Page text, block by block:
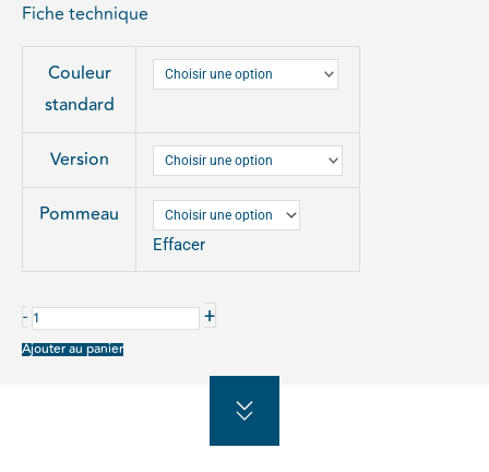
Fiche technique
Couleur
standard
Version
Pommeau
Effacer
-
ABRI
PROVINCE
+
Ajouter au panier